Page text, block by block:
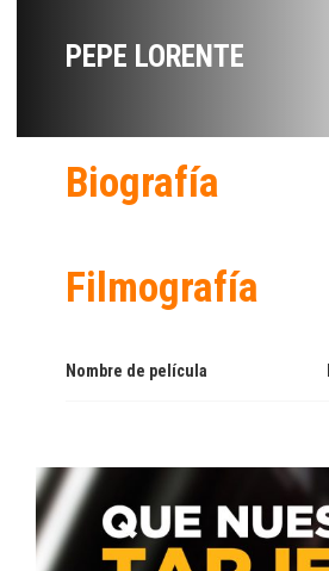
PEPE LORENTE
Biografía
Filmografía
Nombre de película